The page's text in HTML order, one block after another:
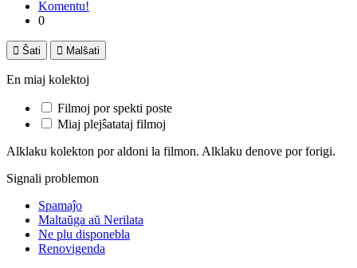
Komentu!
0
 Ŝati  Malŝati
En miaj kolektoj
Filmoj por spekti poste
Miaj plejŝatataj filmoj
Alklaku kolekton por aldoni la filmon. Alklaku denove por forigi.
Signali problemon
Spamaĵo
Maltaŭga aŭ Nerilata
Ne plu disponebla
Renovigenda